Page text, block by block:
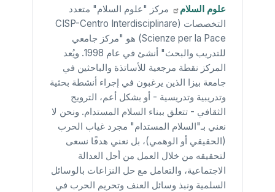
علوم السلام
مركز "علوم السلام" متعدد
التخصصات (CISP-Centro Interdisciplinare
Scienze per la Pace) هو "مركز جامعي
للتدريب والبحث" أنشئ في عام 1998. ويُعد
المركز نقطة مرجعية للأساتذة والباحثين في
جامعة بيزا الذين يرغبون في إجراء أنشطة بحثية
وتدريبية وتدريسية - أو بشكل أعم، الترويج
الثقافي - تتعلق ببناء السلام المستدام. ونحن لا
نعني بـ"السلام المستدام" مجرد غياب الحرب
(الحقيقي أو الوهمي)، بل نعني هدفًا نسعى
لتحقيقه من خلال العمل من أجل العدالة
الاجتماعية، والتعامل مع حل النزاعات بالوسائل
السلمية ونبذ وسائل العنف وتحريم الحرب في